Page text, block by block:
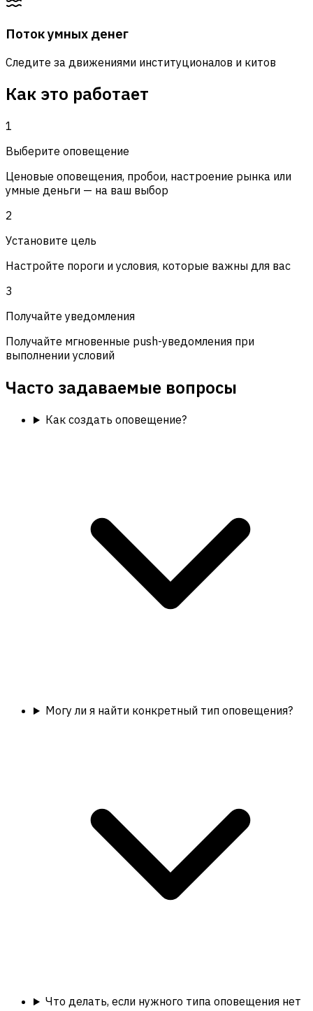
Поток умных денег
Следите за движениями институционалов и китов
Как это работает
1
Выберите оповещение
Ценовые оповещения, пробои, настроение рынка или
умные деньги — на ваш выбор
2
Установите цель
Настройте пороги и условия, которые важны для вас
3
Получайте уведомления
Получайте мгновенные push-уведомления при
выполнении условий
Часто задаваемые вопросы
Как создать оповещение?
Могу ли я найти конкретный тип оповещения?
Что делать, если нужного типа оповещения нет